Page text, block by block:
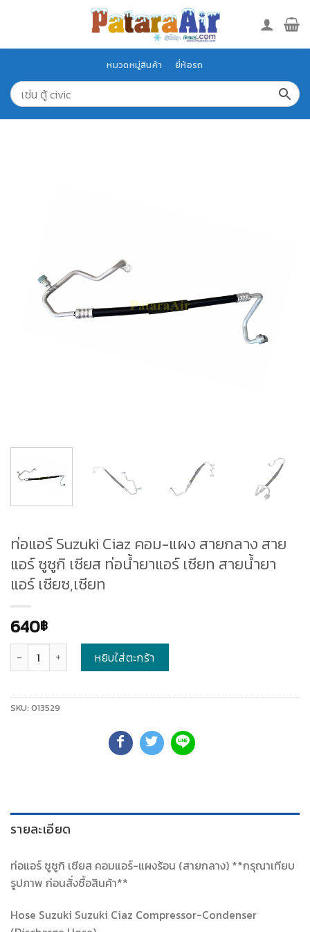
หมวดหมู่สินค้า ยี่ห้อรถ
ท่อแอร์ Suzuki Ciaz คอม-แผง สายกลาง สาย
แอร์ ซูซูกิ เซียส ท่อน้ำยาแอร์ เซียท สายน้ำยา
แอร์ เซียซ,เซียท
640฿
หยิบใส่ตะกร้า
SKU: 013529
รายละเอียด
ท่อแอร์ ซูซูกิ เซียส คอมแอร์-แผงร้อน (สายกลาง) **กรุณาเทียบ
รูปภาพ ก่อนสั่งซื้อสินค้า**
Hose Suzuki Suzuki Ciaz Compressor-Condenser